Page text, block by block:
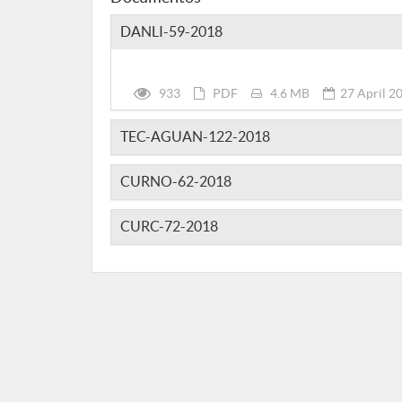
DANLI-59-2018
933 PDF 4.6 MB 27 April
TEC-AGUAN-122-2018
CURNO-62-2018
CURC-72-2018